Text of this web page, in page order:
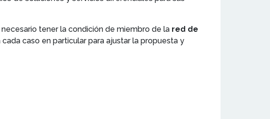
tener la condición de miembro de la red de
caso en particular para ajustar la propuesta y